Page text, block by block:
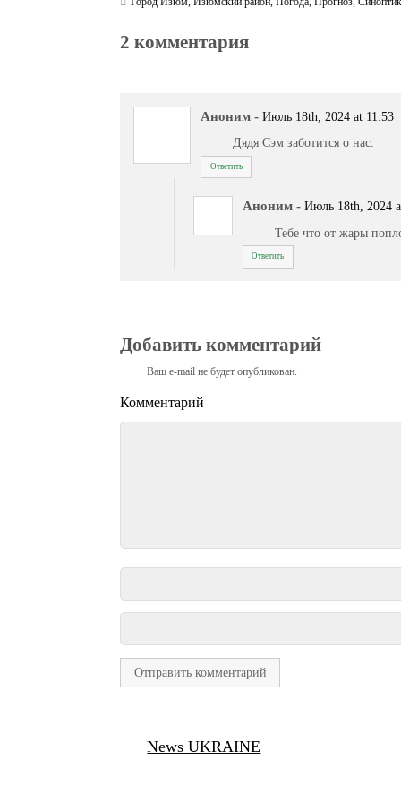
2 комментария
Аноним - Июль 18th, 2024 at 11:53
Дядя Сэм заботится о нас.
Ответить
Аноним - Июль 18th, 2024
Тебе что от жары
Ответить
Добавить комментарий
Ваш e-mail не будет опубликован.
Комментарий
News UKRAINE